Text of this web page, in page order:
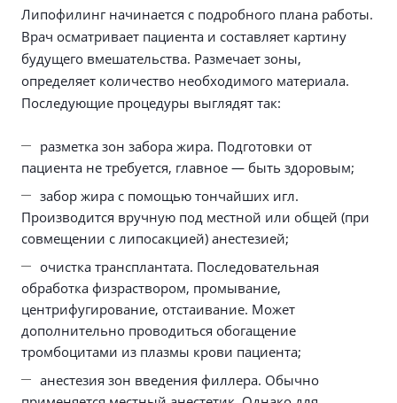
Липофилинг начинается с подробного плана работы.
Врач осматривает пациента и составляет картину
будущего вмешательства. Размечает зоны,
определяет количество необходимого материала.
Последующие процедуры выглядят так:
разметка зон забора жира. Подготовки от
пациента не требуется, главное — быть здоровым;
забор жира с помощью тончайших игл.
Производится вручную под местной или общей (при
совмещении с липосакцией) анестезией;
очистка трансплантата. Последовательная
обработка физраствором, промывание,
центрифугирование, отстаивание. Может
дополнительно проводиться обогащение
тромбоцитами из плазмы крови пациента;
анестезия зон введения филлера. Обычно